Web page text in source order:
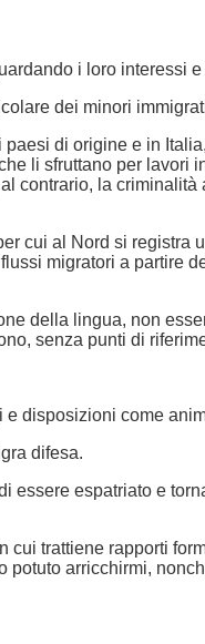
i loro interessi
dei minori
di origine e in
li sfruttano per lavori
la
cui al Nord si registra
migratori a partire
della lingua, non
senza punti di
disposizioni come
difesa.
essere espatriato e
trattiene rapporti
arricchirmi,